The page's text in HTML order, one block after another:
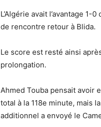
L’Algérie avait l’avantage
de rencontre retour à Blida.
Le score est resté ainsi
prolongation.
Ahmed Touba pensait avoir
total à la 118e minute, mais
additionnel a envoyé le